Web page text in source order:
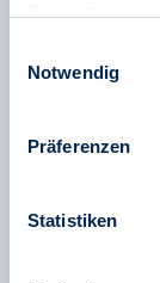
haben. Weitere
Notwendig
Präferenzen
Statistiken